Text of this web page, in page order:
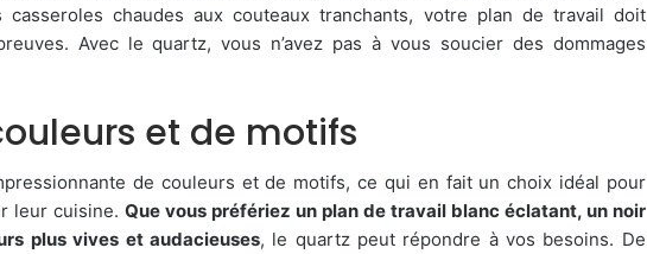
casseroles chaudes aux couteaux tranchants, votre plan de travail doit
Avec le quartz, vous n’avez pas à vous soucier des dommages
et de motifs
de couleurs et de motifs, ce qui en fait un choix idéal pour
leur cuisine. Que vous préfériez un plan de travail blanc éclatant, un noir
plus vives et audacieuses, le quartz peut répondre à vos besoins. De